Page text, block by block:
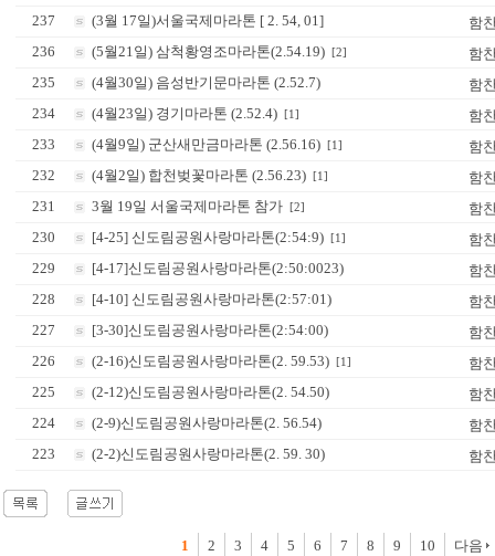
237
(3월 17일)서울국제마라톤 [ 2. 54, 01]
함
236
(5월21일) 삼척황영조마라톤(2.54.19) [2]
함
235
(4월30일) 음성반기문마라톤 (2.52.7)
함
234
(4월23일) 경기마라톤 (2.52.4) [1]
함
233
(4월9일) 군산새만금마라톤 (2.56.16) [1]
함
232
(4월2일) 합천벚꽃마라톤 (2.56.23) [1]
함
231
3월 19일 서울국제마라톤 참가 [2]
함
230
[4-25] 신도림공원사랑마라톤(2:54:9) [1]
함
229
[4-17]신도림공원사랑마라톤(2:50:0023)
함
228
[4-10] 신도림공원사랑마라톤(2:57:01)
함
227
[3-30]신도림공원사랑마라톤(2:54:00)
함
226
(2-16)신도림공원사랑마라톤(2. 59.53) [1]
함
225
(2-12)신도림공원사랑마라톤(2. 54.50)
함
224
(2-9)신도림공원사랑마라톤(2. 56.54)
함
223
(2-2)신도림공원사랑마라톤(2. 59. 30) 함
1 2 3 4 5 6 7 8 9 10 다음